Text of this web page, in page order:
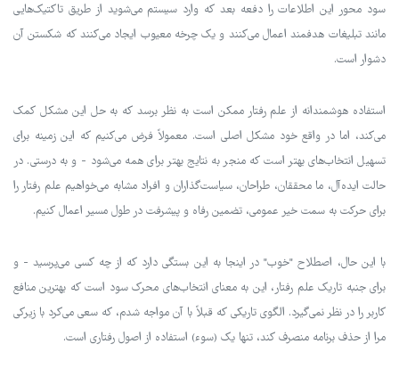
سود محور این اطلاعات را دفعه بعد که وارد سیستم می‌شوید از طریق تاکتیک‌هایی
مانند تبلیغات هدفمند اعمال می‌کنند و یک چرخه معیوب ایجاد می‌کنند که شکستن آن
دشوار است.
استفاده هوشمندانه از علم رفتار ممکن است به نظر برسد که به حل این مشکل کمک
می‌کند، اما در واقع خود مشکل اصلی است. معمولاً فرض می‌کنیم که این زمینه برای
تسهیل انتخاب‌های بهتر است که منجر به نتایج بهتر برای همه می‌شود - و به درستی. در
حالت ایده‌آل، ما محققان، طراحان، سیاست‌گذاران و افراد مشابه می‌خواهیم علم رفتار را
برای حرکت به سمت خیر عمومی، تضمین رفاه و پیشرفت در طول مسیر اعمال کنیم.
با این حال، اصطلاح "خوب" در اینجا به این بستگی دارد که از چه کسی می‌پرسید - و
برای جنبه تاریک علم رفتار، این به معنای انتخاب‌های محرک سود است که بهترین منافع
کاربر را در نظر نمی‌گیرد. الگوی تاریکی که قبلاً با آن مواجه شدم، که سعی می‌کرد با زیرکی
مرا از حذف برنامه منصرف کند، تنها یک (سوء) استفاده از اصول رفتاری است.